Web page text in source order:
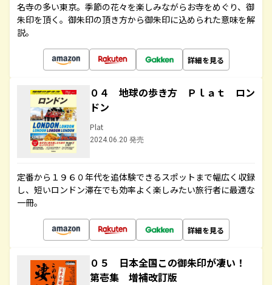
名寺の多い東京。季節の花々を楽しみながらお寺をめぐり、御
朱印を頂く。御朱印の頂き方から御朱印に込められた意味を解
説。
詳細を見る
０４ 地球の歩き方 Ｐｌａｔ ロン
ドン
Plat
2024.06.20 発売
定番から１９６０年代を追体験できるスポットまで幅広く収録
し、短いロンドン滞在でも効率よく楽しみたい旅行者に最適な
一冊。
詳細を見る
０５ 日本全国この御朱印が凄い！
第壱集 増補改訂版